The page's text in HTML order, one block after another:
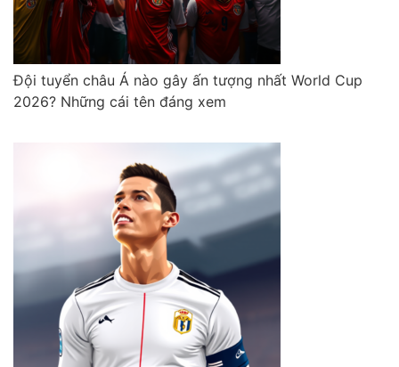
Đội tuyển châu Á nào gây ấn tượng nhất World Cup
2026? Những cái tên đáng xem